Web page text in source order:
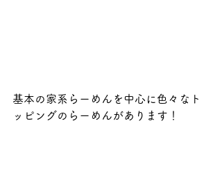
基本の家系らーめんを中心に色々なト
ッピングのらーめんがあります！